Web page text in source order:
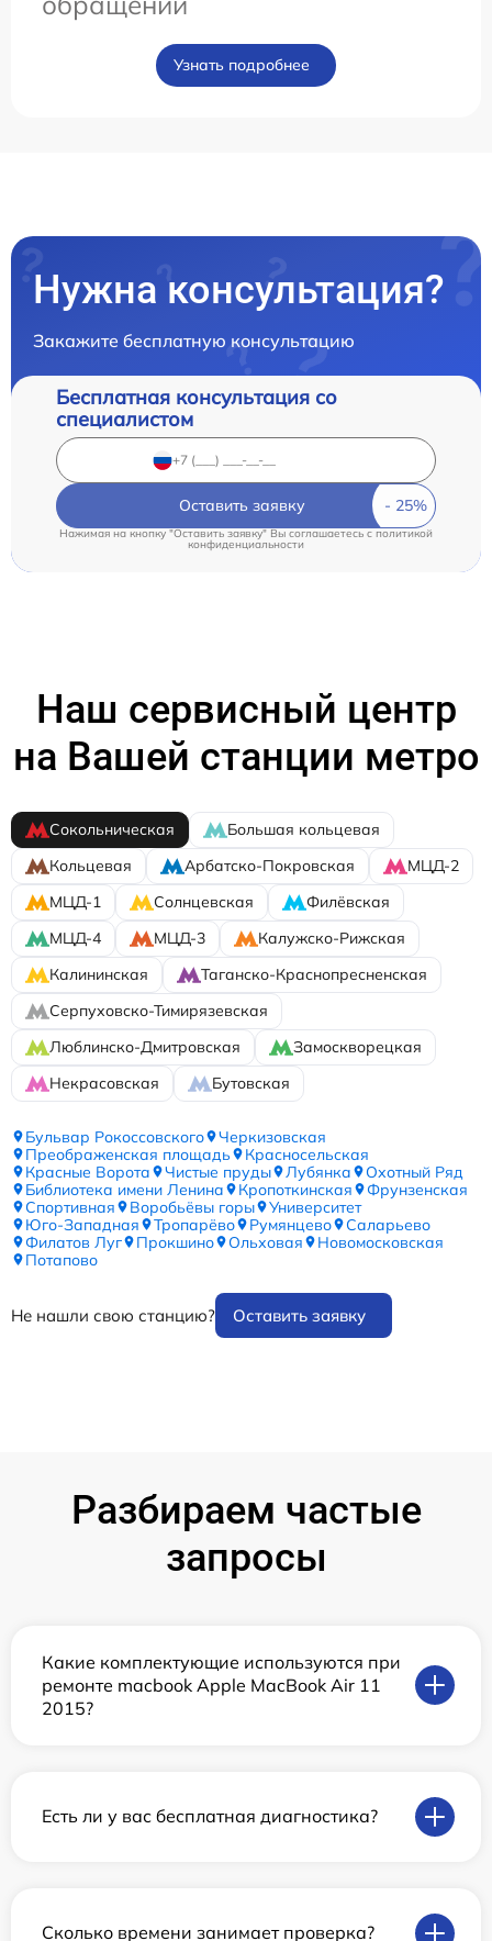
Узнать подробнее
Нужна консультация?
Закажите бесплатную консультацию
Бесплатная консультация со
специалистом
Оставить заявку
Нажимая на кнопку "Оставить заявку" Вы соглашаетесь cполитикой
конфиденциальности
Наш сервисный центр
на Вашей станции метро
Сокольническая
Большая кольцевая
Кольцевая
Арбатско-Покровская
МЦД-2
МЦД-1
Солнцевская
Филёвская
МЦД-4
МЦД-3
Калужско-Рижская
Калининская
Таганско-Краснопресненская
Серпуховско-Тимирязевская
Люблинско-Дмитровская
Замоскворецкая
Некрасовская
Бутовская
Бульвар Рокоссовского
Черкизовская
Преображенская площадь
Красносельская
Красные Ворота
Чистые пруды Лубянка
Охотный Ряд
Библиотека имени Ленина
Кропоткинская
Фрунзенская
Спортивная
Воробьёвы горы
Университет
Юго-Западная
Тропарёво Румянцево
Саларьево
Филатов Луг
Прокшино Ольховая
Новомосковская
Потапово
Не нашли свою станцию? Оставить заявку
Разбираем частые
запросы
Какие комплектующие используются при
ремонте macbook Apple MacBook Air 11
2015?
Есть ли у вас бесплатная диагностика?
Сколько времени занимает проверка?